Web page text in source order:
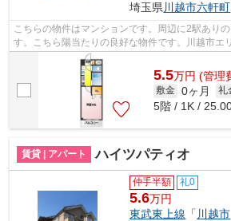
埼玉県 川越市六軒町
こちらの物件はマンションです。周辺に2駅あり
す。こちら陽当たりの良好な物件です。川越市エ
なら、地域に密着した当社へお任せ下さ...
5.5万円 (管理
敷金 0ヶ月 礼
5階 / 1K /
賃貸 | アパート ハイツパティオ
仲手半額 礼0
5.6万円
東武東上線 「 川越市